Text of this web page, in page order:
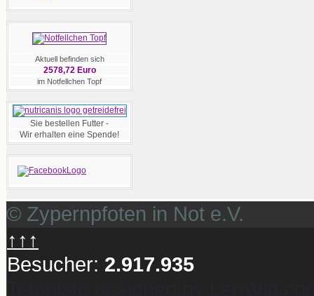
Aktuell befinden sich
2578,72 Euro
im Notfellchen Topf
Sie bestellen Futter -
Wir erhalten eine Spende!
© Zypernpfoten in Not e.V.
↑↑↑
Besucher: 2.917.935